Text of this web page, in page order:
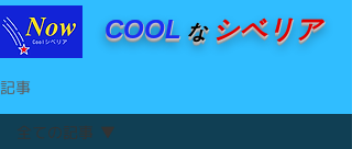
COOL な シベリア
記事
全ての記事